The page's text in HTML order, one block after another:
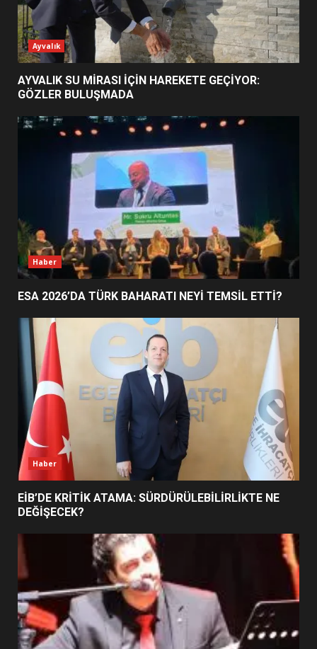
2
ESA 2026’DA TÜRK BAHARATI
NEYİ TEMSİL ETTİ?
EİB’DE KRİTİK ATAMA:
SÜRDÜRÜLEBİLİRLİKTE NE
DEĞİŞECEK?
4
EDREMİT’İN GURURU TÜRKİYE
FİNALİNDE NE BAŞARDI?
5
UZATILDI: NE DEĞİŞTİ?
6
BURHANİYE SATRANÇ
TURNUVASI KAYITLARI NEYİ
DEĞİŞTİRİYOR?
BURHANİYE BELEDİYESPOR’DA
YENİ YÖNETİM NASIL
Ayvalık
AYVALIK SU MİRASI İÇİN HAREKETE GEÇİYOR:
GÖZLER BULUŞMADA
Haber
ESA 2026’DA TÜRK BAHARATI NEYİ TEMSİL ETTİ?
Haber
EİB’DE KRİTİK ATAMA: SÜRDÜRÜLEBİLİRLİKTE NE
DEĞİŞECEK?